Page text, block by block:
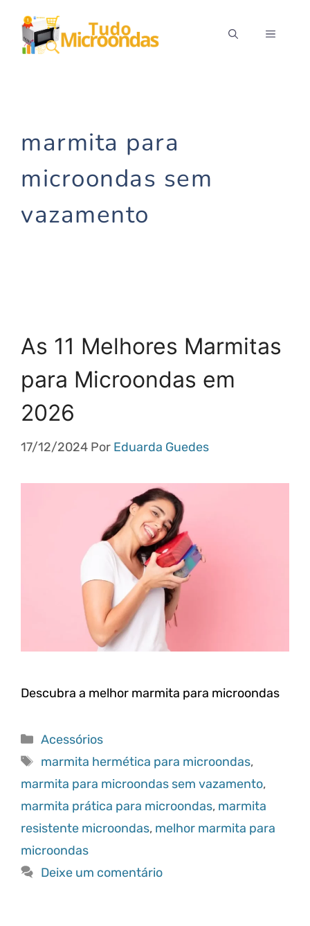
para
MENU
marmita para
microondas sem
vazamento
As 11 Melhores Marmitas
para Microondas em
2026
17/12/2024 Por Eduarda Guedes
Descubra a melhor marmita para microondas
Categorias
Acessórios
Tags
marmita hermética para microondas,
marmita para microondas sem vazamento,
marmita prática para microondas, marmita
resistente microondas, melhor marmita para
microondas
Deixe um comentário